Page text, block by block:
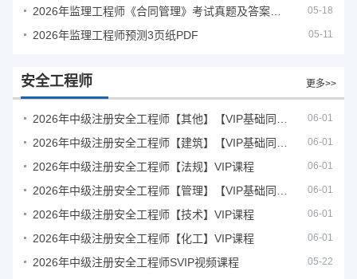
05-18
2026年监理工程师预测3页纸PDF 05-11
安全工程师 更多>>
06-01
06-01
2026年中级注册安全工程师【法规】VIP课程 06-01
06-01
2026年中级注册安全工程师【技术】VIP课程 06-01
2026年中级注册安全工程师【化工】VIP课程 06-01
2026年中级注册安全工程师SVIP视频课程 05-22